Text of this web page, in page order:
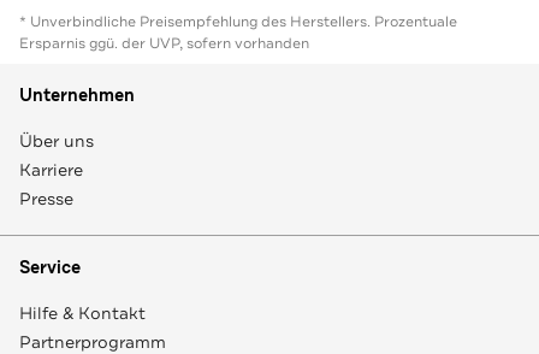
* Unverbindliche Preisempfehlung des Herstellers. Prozentuale
Ersparnis ggü. der UVP, sofern vorhanden
Unternehmen
Über uns
Karriere
Presse
Service
Hilfe & Kontakt
Partnerprogramm